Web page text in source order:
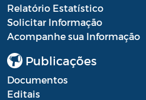
Relatório Estatístico
Solicitar Informação
Acompanhe sua Informação
Publicações
Documentos
Editais